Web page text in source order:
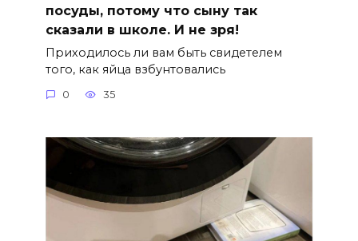
посуды, потому что сыну так
сказали в школе. И не зря!
Приходилось ли вам быть свидетелем
того, как яйца взбунтовались
0 35